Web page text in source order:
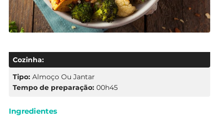
Cozinha:
Tipo: Almoço Ou Jantar
Tempo de preparação: 00h45
Ingredientes